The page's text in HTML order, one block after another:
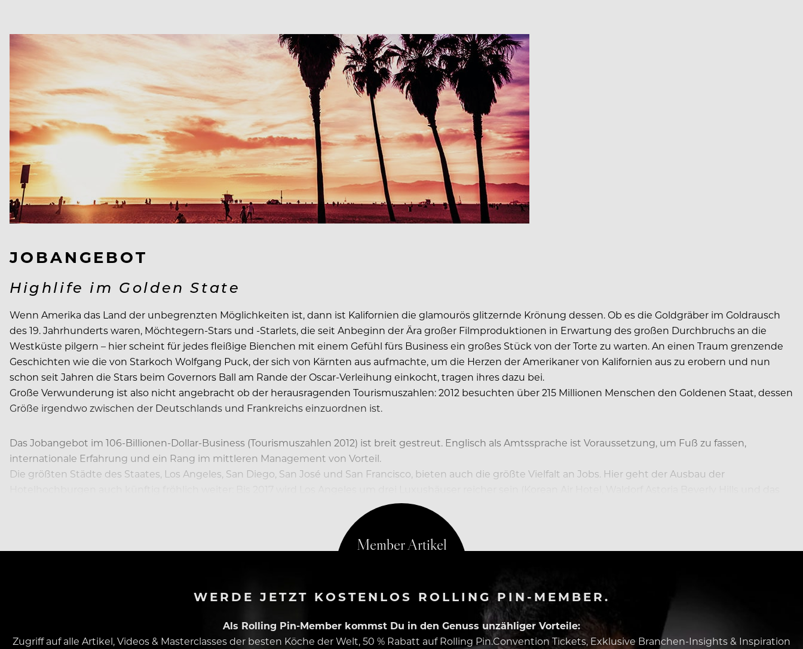
JOBANGEBOT
Highlife im Golden State
Wenn Amerika das Land der unbegrenzten Möglichkeiten ist, dann ist Kalifornien die glamourös glitzernde Krönung dessen. Ob es die Goldgräber im Goldrausch
des 19. Jahrhunderts waren, Möchtegern-Stars und -Starlets, die seit Anbeginn der Ära großer Filmproduktionen in Erwartung des großen Durchbruchs an die
Westküste pilgern – hier scheint für jedes fleißige Bienchen mit einem Gefühl fürs Business ein großes Stück von der Torte zu warten. An einen Traum grenzende
Geschichten wie die von Starkoch Wolfgang Puck, der sich von Kärnten aus aufmachte, um die Herzen der Amerikaner von Kalifornien aus zu erobern und nun
schon seit Jahren die Stars beim Governors Ball am Rande der Oscar-Verleihung einkocht, tragen ihres dazu bei.
Große Verwunderung ist also nicht angebracht ob der herausragenden Tourismuszahlen: 2012 besuchten über 215 Millionen Menschen den Goldenen Staat, dessen
Größe irgendwo zwischen der Deutschlands und Frankreichs einzuordnen ist.
Das Jobangebot im 106-Billionen-Dollar-Business (Tourismuszahlen 2012) ist breit gestreut. Englisch als Amtssprache ist Voraussetzung, um Fuß zu fassen,
internationale Erfahrung und ein Rang im mittleren Management von Vorteil.
Die größten Städte des Staates, Los Angeles, San Diego, San José und San Francisco, bieten auch die größte Vielfalt an Jobs. Hier geht der Ausbau der
WERDE JETZT KOSTENLOS ROLLING PIN-MEMBER.
Als Rolling Pin-Member kommst Du in den Genuss unzähliger Vorteile:
Zugriff auf alle Artikel, Videos & Masterclasses der besten Köche der Welt, 50 % Rabatt auf Rolling Pin.Convention Tickets, Exklusive Branchen-Insights & Inspiration